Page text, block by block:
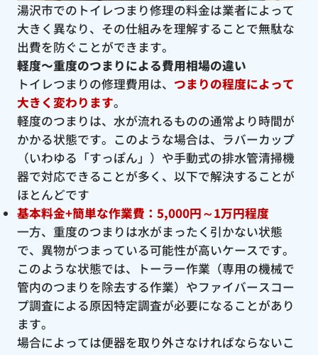
湯沢市でのトイレつまり修理の料金は業者によって
大きく異なり、その仕組みを理解することで無駄な
出費を防ぐことができます。
軽度〜重度のつまりによる費用相場の違い
トイレつまりの修理費用は、 つまりの程度によって
大きく変わります。
軽度のつまりは、水が流れるものの通常より時間が
かかる状態です。このような場合は、ラバーカップ
（いわゆる「すっぽん」）や手動式の排水管清掃機
器で対応できることが多く、以下で解決することが
ほとんどです
基本料金+簡単な作業費：5,000円～1万円程度
一方、重度のつまりは水がまったく引かない状態
で、異物がつまっている可能性が高いケースです。
このような状態では、トーラー作業（専用の機械で
管内のつまりを除去する作業）やファイバースコー
プ調査による原因特定調査が必要になることがあり
ます。
場合によっては便器を取り外さなければならないこ